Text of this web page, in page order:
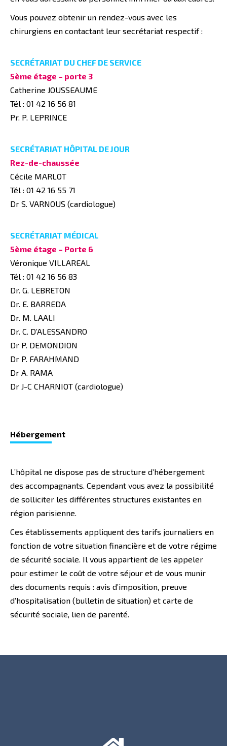
Vous pouvez obtenir un rendez-vous avec les
chirurgiens en contactant leur secrétariat respectif :
SECRÉTARIAT DU CHEF DE SERVICE
5ème étage – porte 3
Catherine JOUSSEAUME
Tél : 01 42 16 56 81
Pr. P. LEPRINCE
SECRÉTARIAT HÔPITAL DE JOUR
Rez-de-chaussée
Cécile MARLOT
Tél : 01 42 16 55 71
Dr S. VARNOUS (cardiologue)
SECRÉTARIAT MÉDICAL
5ème étage – Porte 6
Véronique VILLAREAL
Tél : 01 42 16 56 83
Dr. G. LEBRETON
Dr. E. BARREDA
Dr. M. LAALI
Dr. C. D’ALESSANDRO
Dr P. DEMONDION
Dr P. FARAHMAND
Dr A. RAMA
Dr J-C CHARNIOT (cardiologue)
Hébergement
L’hôpital ne dispose pas de structure d’hébergement
des accompagnants. Cependant vous avez la possibilité
de solliciter les différentes structures existantes en
région parisienne.
Ces établissements appliquent des tarifs journaliers en
fonction de votre situation financière et de votre régime
de sécurité sociale. Il vous appartient de les appeler
pour estimer le coût de votre séjour et de vous munir
des documents requis : avis d’imposition, preuve
d’hospitalisation (bulletin de situation) et carte de
sécurité sociale, lien de parenté.